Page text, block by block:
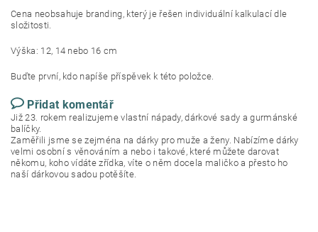
Cena neobsahuje branding, který je řešen individuální kalkulací dle
složitosti.
Výška: 12, 14 nebo 16 cm
Buďte první, kdo napíše příspěvek k této položce.
Přidat komentář
Již 23. rokem realizujeme vlastní nápady, dárkové sady a gurmánské
balíčky.
Zaměřili jsme se zejména na dárky pro muže a ženy. Nabízíme dárky
velmi osobní s věnováním a nebo i takové, které můžete darovat
někomu, koho vídáte zřídka, víte o něm docela maličko a přesto ho
naší dárkovou sadou potěšíte.